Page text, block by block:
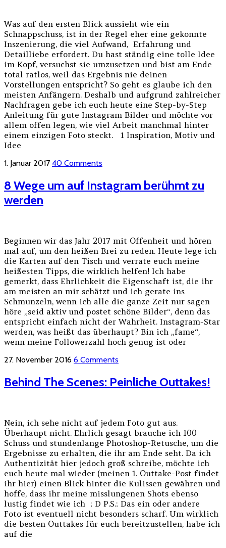
Was auf den ersten Blick aussieht wie ein
Schnappschuss, ist in der Regel eher eine gekonnte
Inszenierung, die viel Aufwand, Erfahrung und
Detailliebe erfordert. Du hast ständig eine tolle Idee
im Kopf, versuchst sie umzusetzen und bist am Ende
total ratlos, weil das Ergebnis nie deinen
Vorstellungen entspricht? So geht es glaube ich den
meisten Anfängern. Deshalb und aufgrund zahlreicher
Nachfragen gebe ich euch heute eine Step-by-Step
Anleitung für gute Instagram Bilder und möchte vor
allem offen legen, wie viel Arbeit manchmal hinter
einem einzigen Foto steckt. 1 Inspiration, Motiv und
Idee
1. Januar 2017 40 Comments
8 Wege um auf Instagram berühmt zu
werden
Beginnen wir das Jahr 2017 mit Offenheit und hören
mal auf, um den heißen Brei zu reden. Heute lege ich
die Karten auf den Tisch und verrate euch meine
heißesten Tipps, die wirklich helfen! Ich habe
gemerkt, dass Ehrlichkeit die Eigenschaft ist, die ihr
am meisten an mir schätzt und ich gerate ins
Schmunzeln, wenn ich alle die ganze Zeit nur sagen
höre „seid aktiv und postet schöne Bilder“, denn das
entspricht einfach nicht der Wahrheit. Instagram-Star
werden, was heißt das überhaupt? Bin ich „fame“,
wenn meine Followerzahl hoch genug ist oder
27. November 2016 6 Comments
Behind The Scenes: Peinliche Outtakes!
Nein, ich sehe nicht auf jedem Foto gut aus.
Überhaupt nicht. Ehrlich gesagt brauche ich 100
Schuss und stundenlange Photoshop-Retusche, um die
Ergebnisse zu erhalten, die ihr am Ende seht. Da ich
Authentizität hier jedoch groß schreibe, möchte ich
euch heute mal wieder (meinen 1. Outtake-Post findet
ihr hier) einen Blick hinter die Kulissen gewähren und
hoffe, dass ihr meine misslungenen Shots ebenso
lustig findet wie ich : D P.S.: Das ein oder andere
Foto ist eventuell nicht besonders scharf. Um wirklich
die besten Outtakes für euch bereitzustellen, habe ich
auf die